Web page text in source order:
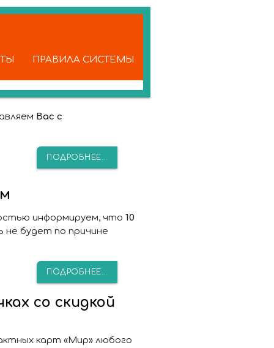
ПРАВИЛА СИСТЕМЫ
Вас с
ПОДРОБНЕЕ...
информируем, что 10
будет по причине
ПОДРОБНЕЕ...
со скидкой
карт «Мир» любого